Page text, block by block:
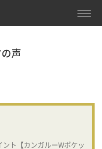
声
ント【カンガルーWポケッ